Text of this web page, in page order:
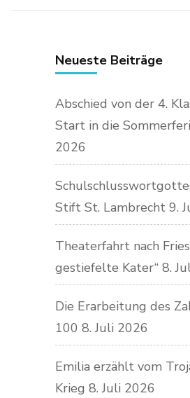
Neueste Beiträge
Abschied von der 4.
Start in die
2026
Stift St. Lambrecht 9.
Theaterfahrt nach
gestiefelte Kater“ 8.
Die Erarbeitung des
100 8. Juli 2026
Emilia erzählt vom
Krieg 8. Juli 2026